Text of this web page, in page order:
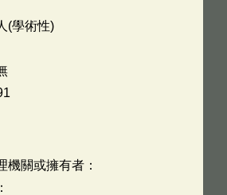
(學術性)
機關或擁有者：